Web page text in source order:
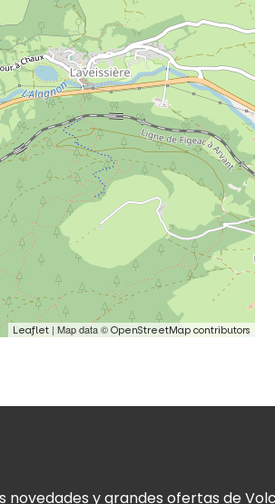
Leaflet | Map data ©OpenStreetMap contributors
novedades ygrandes ofertas de